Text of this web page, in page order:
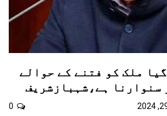
ملک کو فتنے کے حوالے
سنوارنا ہے،شہبازشریف